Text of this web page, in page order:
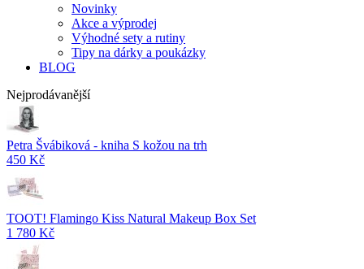
Novinky
Akce a výprodej
Výhodné sety a rutiny
Tipy na dárky a poukázky
BLOG
Nejprodávanější
Petra Švábiková - kniha S kožou na trh
450 Kč
TOOT! Flamingo Kiss Natural Makeup Box Set
1 780 Kč